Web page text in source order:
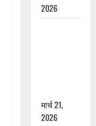
2026
मार्च 21,
2026